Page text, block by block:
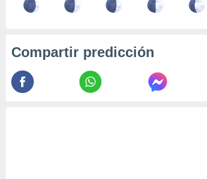
Compartir predicción